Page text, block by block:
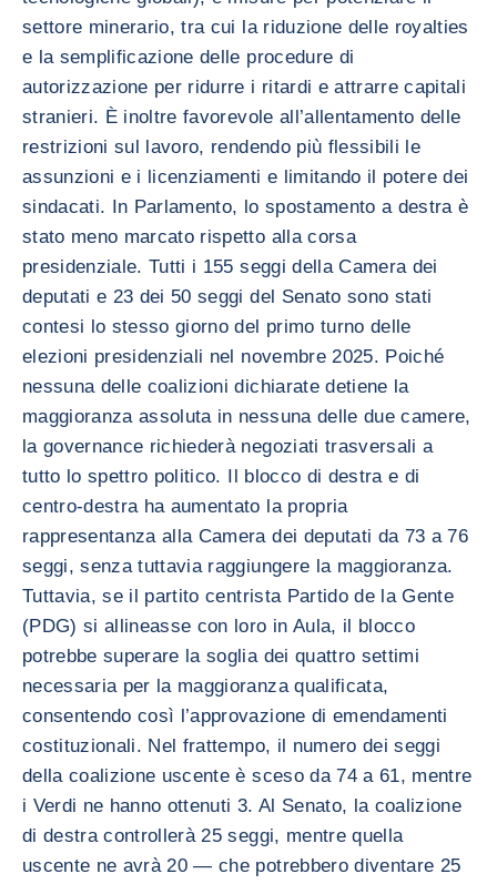
settore minerario, tra cui la riduzione delle royalties
e la semplificazione delle procedure di
autorizzazione per ridurre i ritardi e attrarre capitali
stranieri. È inoltre favorevole all’allentamento delle
restrizioni sul lavoro, rendendo più flessibili le
assunzioni e i licenziamenti e limitando il potere dei
sindacati. In Parlamento, lo spostamento a destra è
stato meno marcato rispetto alla corsa
presidenziale. Tutti i 155 seggi della Camera dei
deputati e 23 dei 50 seggi del Senato sono stati
contesi lo stesso giorno del primo turno delle
elezioni presidenziali nel novembre 2025. Poiché
nessuna delle coalizioni dichiarate detiene la
maggioranza assoluta in nessuna delle due camere,
la governance richiederà negoziati trasversali a
tutto lo spettro politico. Il blocco di destra e di
centro-destra ha aumentato la propria
rappresentanza alla Camera dei deputati da 73 a 76
seggi, senza tuttavia raggiungere la maggioranza.
Tuttavia, se il partito centrista Partido de la Gente
(PDG) si allineasse con loro in Aula, il blocco
potrebbe superare la soglia dei quattro settimi
necessaria per la maggioranza qualificata,
consentendo così l’approvazione di emendamenti
costituzionali. Nel frattempo, il numero dei seggi
della coalizione uscente è sceso da 74 a 61, mentre
i Verdi ne hanno ottenuti 3. Al Senato, la coalizione
di destra controllerà 25 seggi, mentre quella
uscente ne avrà 20 — che potrebbero diventare 25